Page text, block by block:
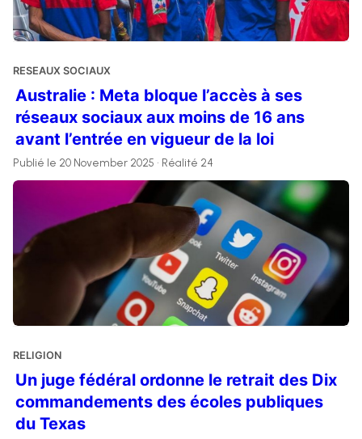
RESEAUX SOCIAUX
Australie : Meta bloque l’accès à ses
réseaux sociaux aux moins de 16 ans
avant l’entrée en vigueur de la loi
Publié le 20 November 2025 • Réalité 24
RELIGION
Un juge fédéral ordonne le retrait des Dix
commandements des écoles publiques
du Texas